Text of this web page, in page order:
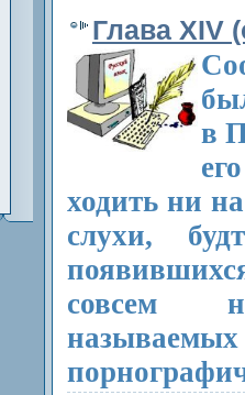
Глава XIV
в
ходить ни
слухи,
совсем